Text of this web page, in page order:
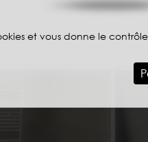
et vous donne le
projet !